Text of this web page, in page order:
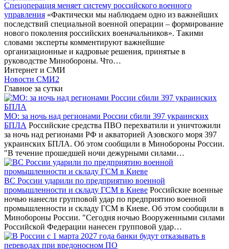
Спецоперация меняет систему российского военного
управления «Фактически мы наблюдаем одно из важнейших
последствий специальной военной операции – формирование
нового поколения российских военачальников». Такими
словами эксперты комментируют важнейшие
организационные и кадровые решения, принятые в
руководстве Минобороны. Что…
Интернет и СМИ
Новости СМИ2
Главное за сутки
МО: за ночь над регионами России сбили 397 украинских
БПЛА Российские средства ПВО перехватили и уничтожили
за ночь над регионами РФ и акваторией Азовского моря 397
украинских БПЛА. Об этом сообщили в Минобороны России.
"В течение прошедшей ночи дежурными силами…
ВС России ударили по предприятию военной
промышленности и складу ГСМ в Киеве Российские военные
ночью нанесли групповой удар по предприятию военной
промышленности и складу ГСМ в Киеве. Об этом сообщили в
Минобороны России. "Сегодня ночью Вооруженными силами
Российской Федерации нанесен групповой удар…